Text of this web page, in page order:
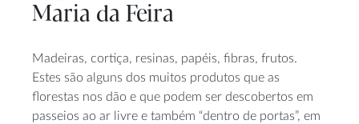
Maria da Feira
Madeiras, cortiça, resinas, papéis, fibras, frutos.
Estes são alguns dos muitos produtos que as
florestas nos dão e que podem ser descobertos em
passeios ao ar livre e também “dentro de portas”, em